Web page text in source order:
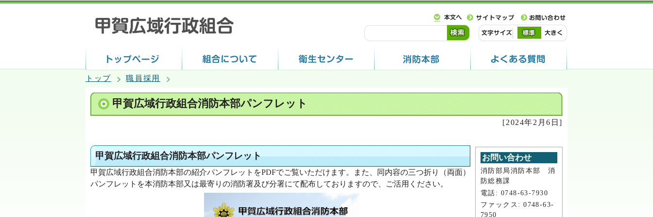
トップ 職員採用
甲賀広域行政組合消防本部パンフレット
[2024年2月6日]
甲賀広域行政組合消防本部パンフレット
甲賀広域行政組合消防本部の紹介パンフレットをPDFでご覧いただけます。また、同内容の三つ折り（両面）
パンフレットを本消防本部又は最寄りの消防署及び分署にて配布しておりますので、ご活用ください。
お問い合わせ
消防部局消防本部 消
防総務課
電話: 0748-63-7930
ファックス: 0748-63-
7950